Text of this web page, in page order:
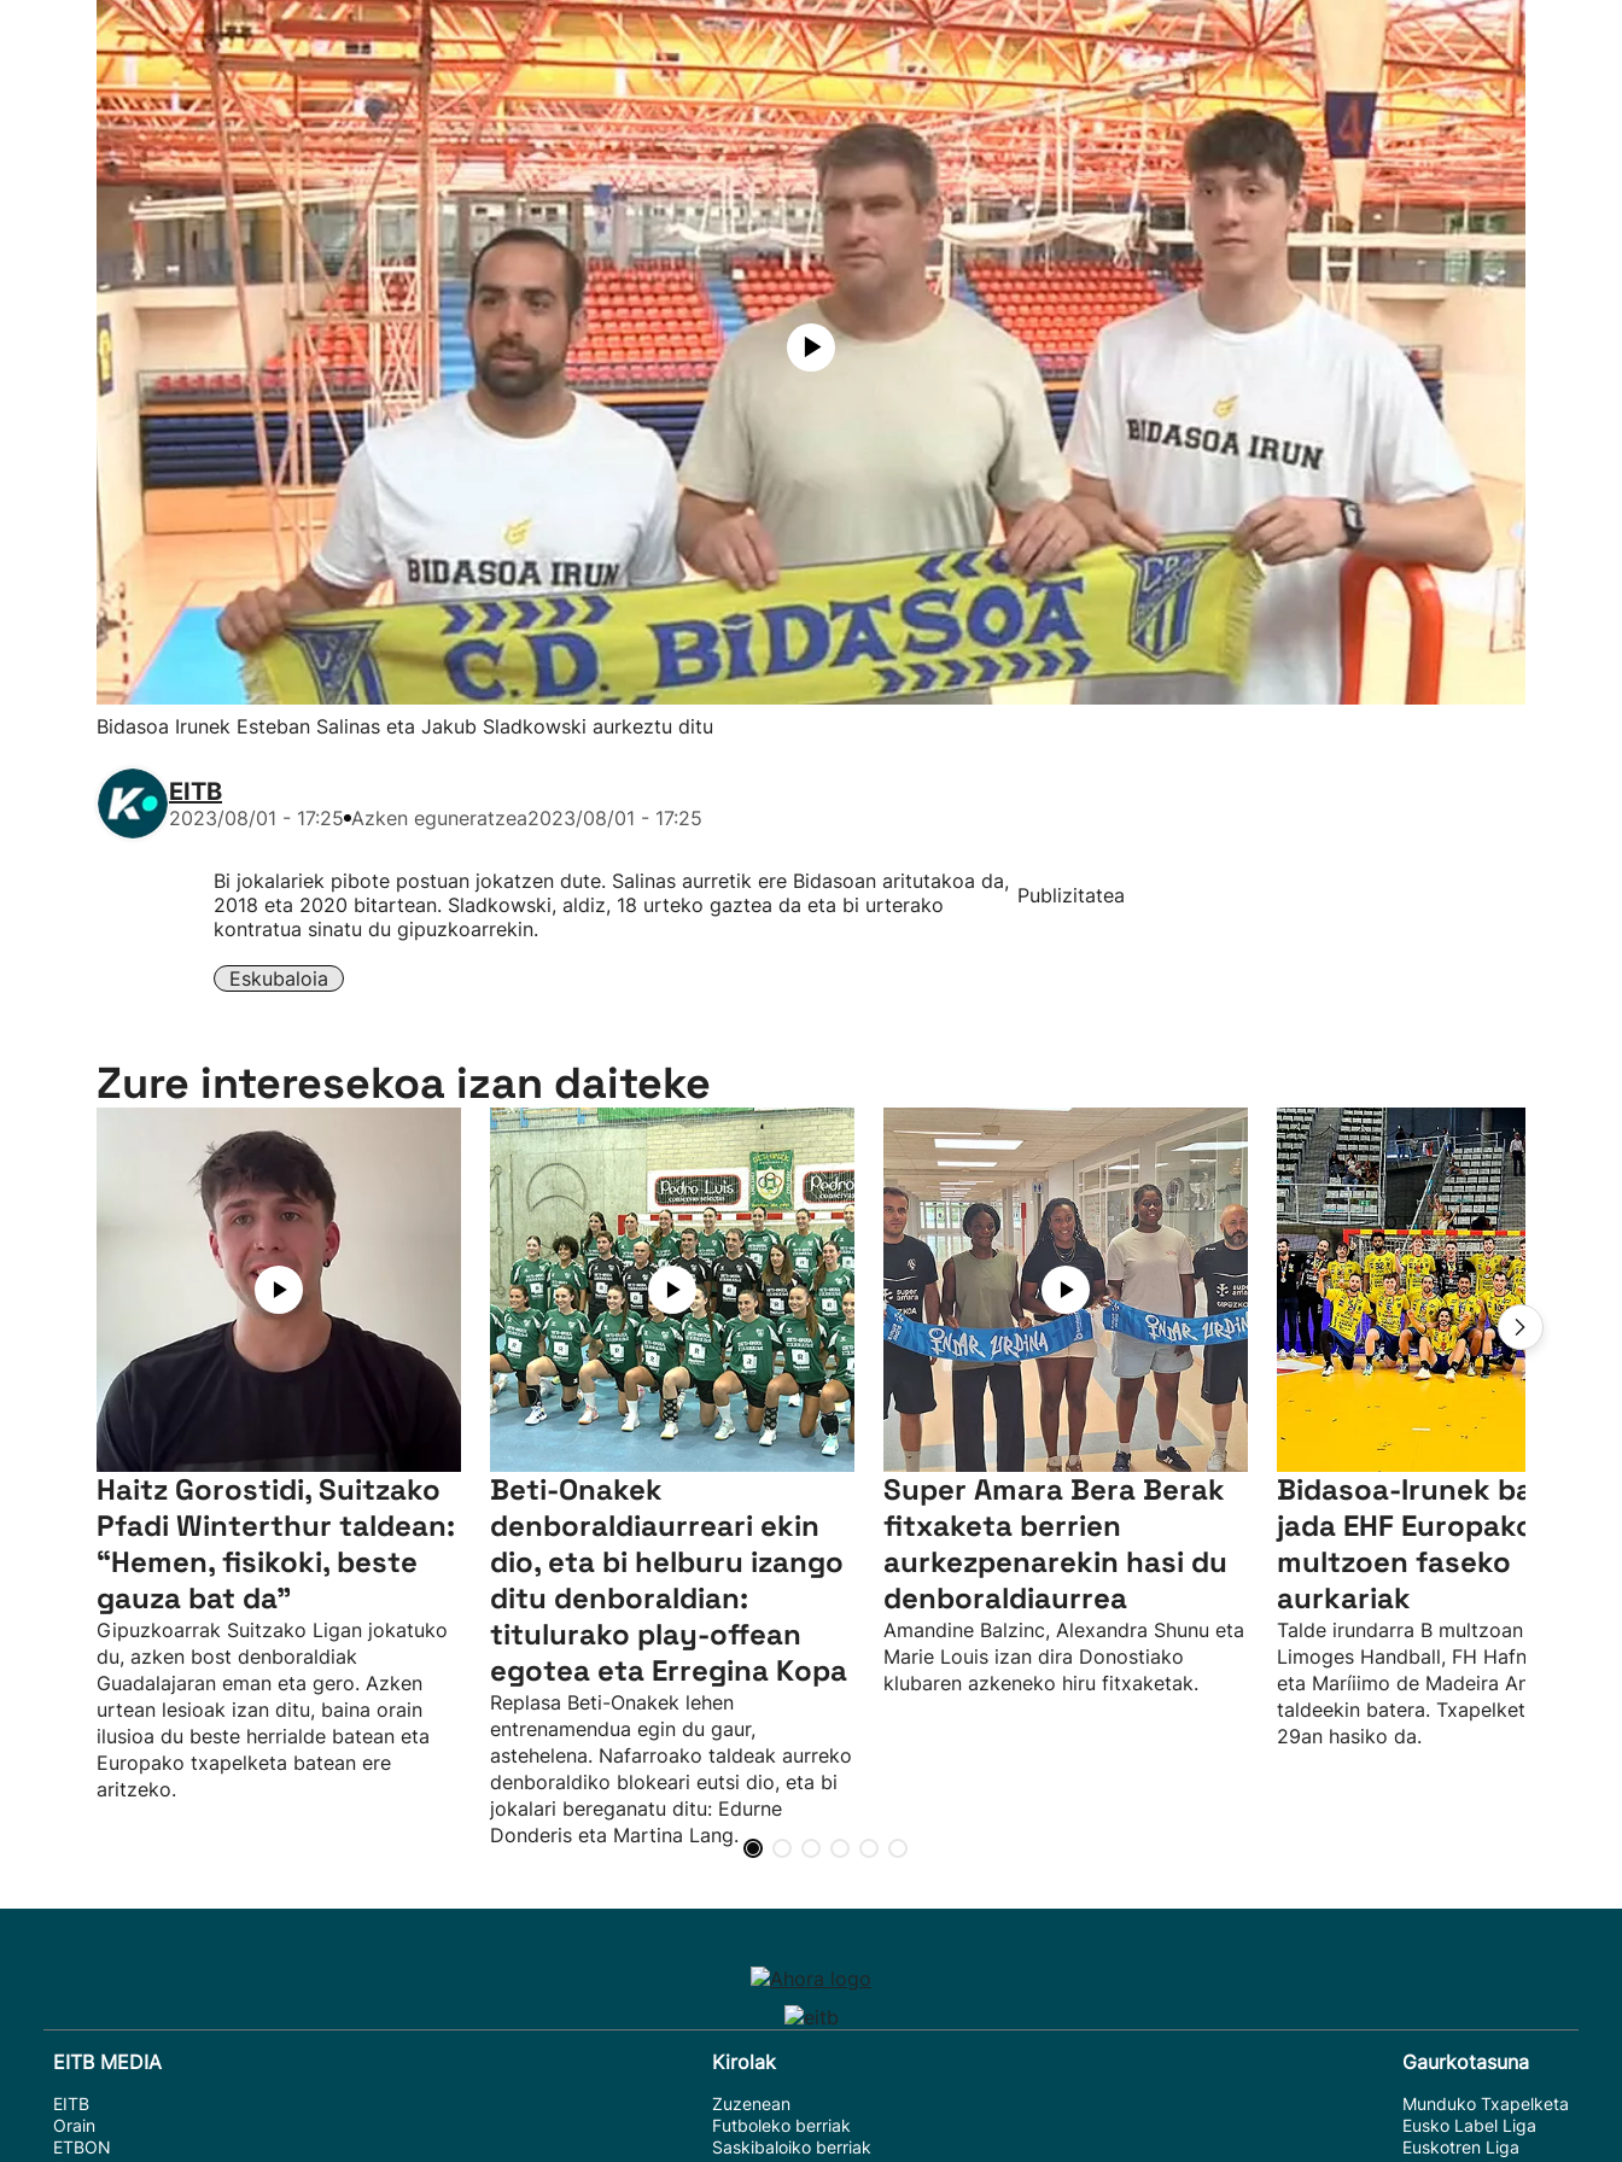
Bidasoa Irunek Esteban Salinas eta Jakub Sladkowski aurkeztu ditu
EITB
2023/08/01 - 17:25 Azken eguneratzea2023/08/01 - 17:25
Bi jokalariek pibote postuan jokatzen dute. Salinas aurretik ere Bidasoan aritutakoa da,
2018 eta 2020 bitartean. Sladkowski, aldiz, 18 urteko gaztea da eta bi urterako
kontratua sinatu du gipuzkoarrekin.
Eskubaloia
Publizitatea
Zure interesekoa izan daiteke
Haitz Gorostidi, Suitzako
Pfadi Winterthur taldean:
“Hemen, fisikoki, beste
gauza bat da”
Gipuzkoarrak Suitzako Ligan jokatuko
du, azken bost denboraldiak
Guadalajaran eman eta gero. Azken
urtean lesioak izan ditu, baina orain
ilusioa du beste herrialde batean eta
Europako txapelketa batean ere
aritzeko.
Beti-Onakek
denboraldiaurreari ekin
dio, eta bi helburu izango
ditu denboraldian:
titulurako play-offean
egotea eta Erregina Kopa
Replasa Beti-Onakek lehen
entrenamendua egin du gaur,
astehelena. Nafarroako taldeak aurreko
denboraldiko blokeari eutsi dio, eta bi
jokalari bereganatu ditu: Edurne
Donderis eta Martina Lang.
Super Amara Bera Berak
fitxaketa berrien
aurkezpenarekin hasi du
denboraldiaurrea
Amandine Balzinc, Alexandra Shunu eta
Marie Louis izan dira Donostiako
klubaren azkeneko hiru fitxaketak.
Bidasoa-Irunek baditu
jada EHF Europako
multzoen faseko
aurkariak
Talde irundarra B multzoan arituko da
Limoges Handball, FH Hafnarfjordur
eta Maríiimo de Madeira Andebol
taldeekin batera. Txapelketa irailaren
29an hasiko da.
EITB MEDIA
EITB
Orain
ETBON
Kirolak
Zuzenean
Futboleko berriak
Saskibaloiko berriak
Gaurkotasuna
Munduko Txapelketa
Eusko Label Liga
Euskotren Liga